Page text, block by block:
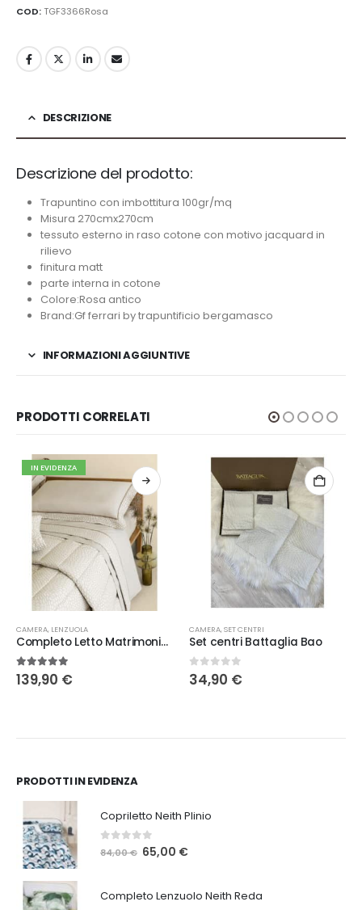
COD:TGF3366Rosa
DESCRIZIONE
Descrizione del prodotto:
Trapuntino con imbottitura 100gr/mq
Misura 270cmx270cm
tessuto esterno in raso cotone con motivo jacquard in
rilievo
finitura matt
parte interna in cotone
Colore:Rosa antico
Brand:Gf ferrari by trapuntificio bergamasco
INFORMAZIONI AGGIUNTIVE
PRODOTTI CORRELATI
,WEDDING
IN EVIDENZA
Questo prodotto ha più varianti. Le opzioni possono essere scelte nella pagina del prodotto
CAMERA, LENZUOLA
Completo Letto Matrimoniale Bao Battaglia in 3 varianti
5.00 Su 5
139,90 €
CAMERA,SET CENTRI
Set centri Battaglia Bao
0 Su 5
34,90 €
PRODOTTI IN EVIDENZA
Copriletto Neith Plinio
0 Su 5
84,00€ Il
era:
65,00 €Il
è:
Completo Lenzuolo Neith Reda